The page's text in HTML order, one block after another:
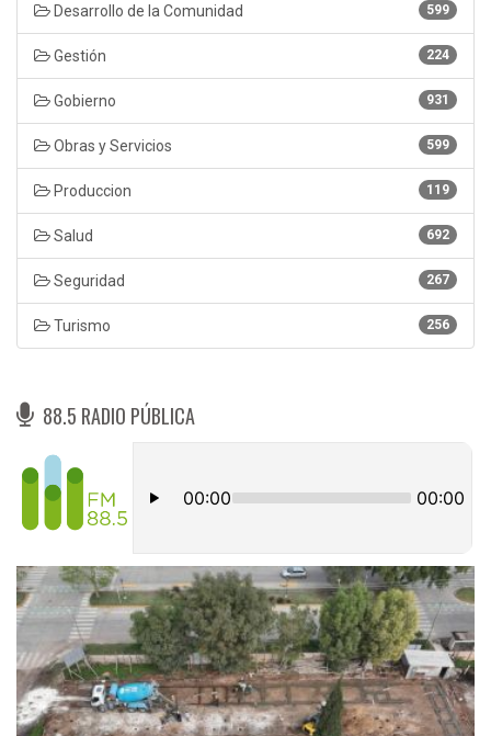
599
Desarrollo de la Comunidad
224
Gestión
931
Gobierno
599
Obras y Servicios
119
Produccion
692
Salud
267
Seguridad
256
Turismo
88.5 RADIO PÚBLICA